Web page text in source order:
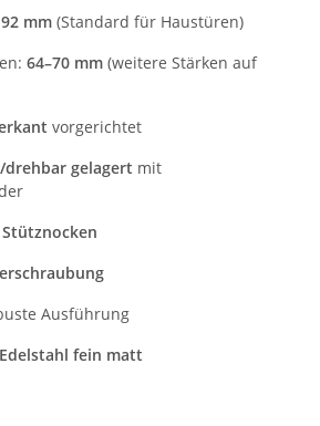
92 mm (Standard für Haustüren)
64–70 mm (weitere Stärken auf
vorgerichtet
drehbar gelagert mit
Stütznocken
Ausführung
Edelstahl fein matt